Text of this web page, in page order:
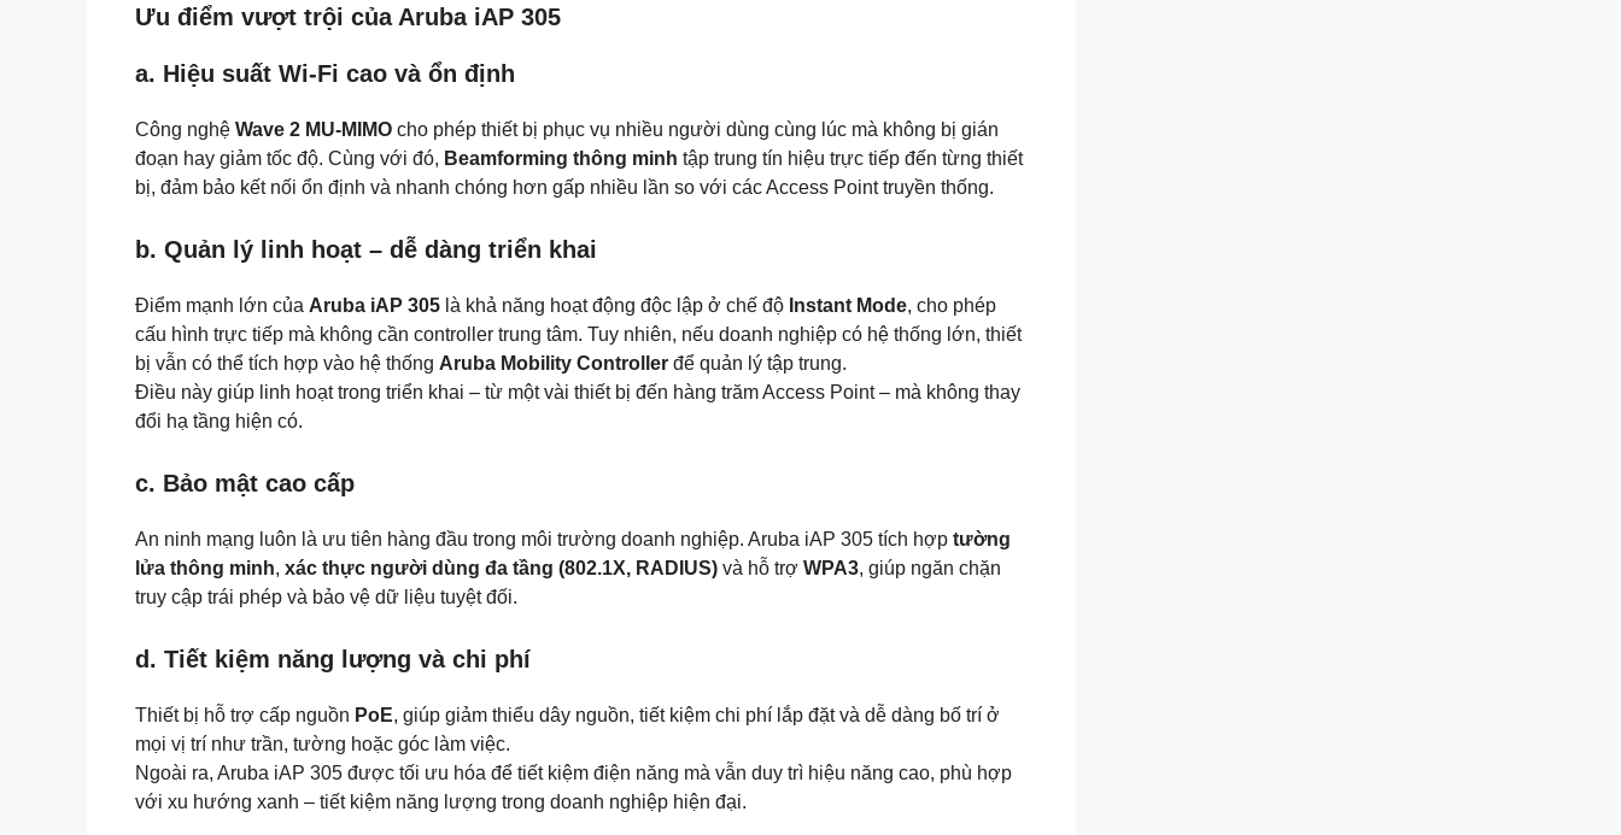
Ưu điểm vượt trội của Aruba iAP 305
a. Hiệu suất Wi-Fi cao và ổn định
Công nghệ Wave 2 MU-MIMO cho phép thiết bị phục vụ nhiều người dùng cùng lúc mà không bị gián
đoạn hay giảm tốc độ. Cùng với đó, Beamforming thông minh tập trung tín hiệu trực tiếp đến từng thiết
bị, đảm bảo kết nối ổn định và nhanh chóng hơn gấp nhiều lần so với các Access Point truyền thống.
b. Quản lý linh hoạt – dễ dàng triển khai
Điểm mạnh lớn của Aruba iAP 305 là khả năng hoạt động độc lập ở chế độ Instant Mode, cho phép
cấu hình trực tiếp mà không cần controller trung tâm. Tuy nhiên, nếu doanh nghiệp có hệ thống lớn, thiết
bị vẫn có thể tích hợp vào hệ thống Aruba Mobility Controller để quản lý tập trung.
Điều này giúp linh hoạt trong triển khai – từ một vài thiết bị đến hàng trăm Access Point – mà không thay
đổi hạ tầng hiện có.
c. Bảo mật cao cấp
An ninh mạng luôn là ưu tiên hàng đầu trong môi trường doanh nghiệp. Aruba iAP 305 tích hợp tường
lửa thông minh, xác thực người dùng đa tầng (802.1X, RADIUS) và hỗ trợ WPA3, giúp ngăn chặn
truy cập trái phép và bảo vệ dữ liệu tuyệt đối.
d. Tiết kiệm năng lượng và chi phí
Thiết bị hỗ trợ cấp nguồn PoE, giúp giảm thiểu dây nguồn, tiết kiệm chi phí lắp đặt và dễ dàng bố trí ở
mọi vị trí như trần, tường hoặc góc làm việc.
Ngoài ra, Aruba iAP 305 được tối ưu hóa để tiết kiệm điện năng mà vẫn duy trì hiệu năng cao, phù hợp
với xu hướng xanh – tiết kiệm năng lượng trong doanh nghiệp hiện đại.